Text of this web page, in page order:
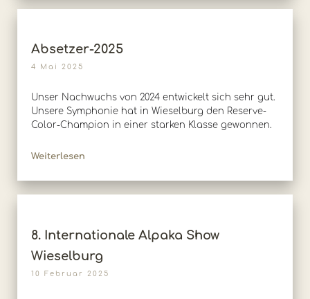
Absetzer-2025
4 Mai 2025
Unser Nachwuchs von 2024 entwickelt sich sehr gut.
Unsere Symphonie hat in Wieselburg den Reserve-
Color-Champion in einer starken Klasse gewonnen.
Weiterlesen
8. Internationale Alpaka Show
Wieselburg
10 Februar 2025